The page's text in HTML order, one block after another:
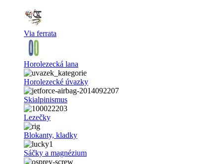
Via ferrata
Horolezecká lana
Horolezecké úvazky
Skialpinismus
Lezečky
Blokanty, kladky
Sáčky a magnézium